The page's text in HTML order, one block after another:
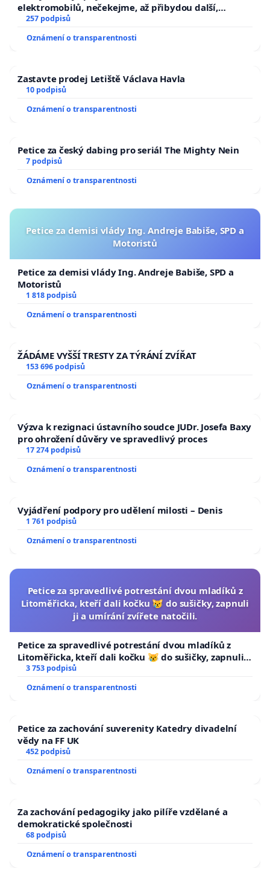
elektromobilů, nečekejme, až přibydou další,
zaveďme slyšitelná auta!
257 podpisů
Oznámení o transparentnosti
Zastavte prodej Letiště Václava Havla
10 podpisů
Oznámení o transparentnosti
Petice za český dabing pro seriál The Mighty Nein
7 podpisů
Oznámení o transparentnosti
Petice za demisi vlády Ing. Andreje Babiše, SPD a
Motoristů
Petice za demisi vlády Ing. Andreje Babiše, SPD a
Motoristů
1 818 podpisů
Oznámení o transparentnosti
ŽÁDÁME VYŠŠÍ TRESTY ZA TÝRÁNÍ ZVÍŘAT
153 696 podpisů
Oznámení o transparentnosti
Výzva k rezignaci ústavního soudce JUDr. Josefa Baxy
pro ohrožení důvěry ve spravedlivý proces
17 274 podpisů
Oznámení o transparentnosti
Vyjádření podpory pro udělení milosti – Denis
1 761 podpisů
Oznámení o transparentnosti
Petice za spravedlivé potrestání dvou mladíků z
Litoměřicka, kteří dali kočku 😿 do sušičky, zapnuli
ji a umírání zvířete natočili.
Petice za spravedlivé potrestání dvou mladíků z
Litoměřicka, kteří dali kočku 😿 do sušičky, zapnuli ji
a umírání zvířete natočili.
3 753 podpisů
Oznámení o transparentnosti
Petice za zachování suverenity Katedry divadelní
vědy na FF UK
452 podpisů
Oznámení o transparentnosti
Za zachování pedagogiky jako pilíře vzdělané a
demokratické společnosti
68 podpisů
Oznámení o transparentnosti